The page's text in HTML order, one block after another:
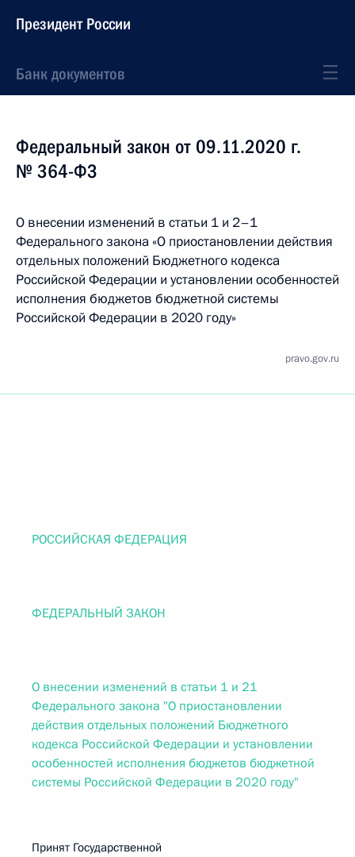
Президент России
Банк документов
Федеральный закон от 09.11.2020 г.
№ 364-ФЗ
О внесении изменений в статьи 1 и 2–1
Федерального закона «О приостановлении действия
отдельных положений Бюджетного кодекса
Российской Федерации и установлении особенностей
исполнения бюджетов бюджетной системы
Российской Федерации в 2020 году»
pravo.gov.ru
РОССИЙСКАЯ ФЕДЕРАЦИЯ
ФЕДЕРАЛЬНЫЙ ЗАКОН
О внесении изменений в статьи 1 и 21
Федерального закона "О приостановлении
действия отдельных положений Бюджетного
кодекса Российской Федерации и установлении
особенностей исполнения бюджетов бюджетной
системы Российской Федерации в 2020 году"
Принят Государственной